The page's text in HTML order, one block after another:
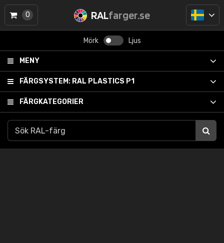
RALfarger.se
Mörk Ljus
MENY
FÄRGSYSTEM: RAL PLASTICS P1
FÄRGKATEGORIER
0